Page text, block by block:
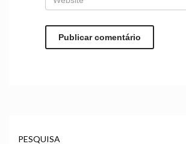
PESQUISA